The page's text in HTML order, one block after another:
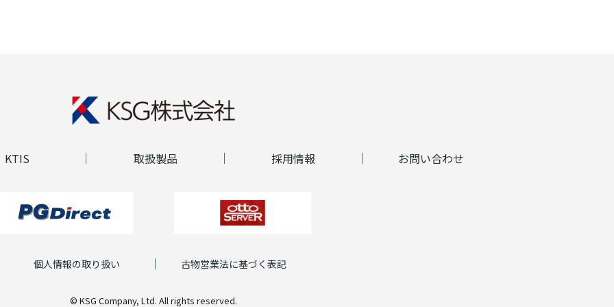
KTIS 取扱製品 採用情報 お問い合わせ
個人情報の取り扱い 古物営業法に基づく表記
© KSG Company, Ltd. All rights reserved.